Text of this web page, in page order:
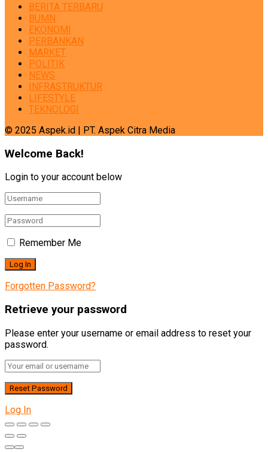
BERITA TERBARU
BUMN
EKONOMI
PERBANKAN
MARKET
POLITIK
NEWS
INFRASTRUKTUR
LIFESTYLE
TEKNOLOGI
© 2025 Aspek.id | PT. Aspek Citra Media
Welcome Back!
Login to your account below
Remember Me
Forgotten Password?
Retrieve your password
Please enter your username or email address to reset your
password.
Log In